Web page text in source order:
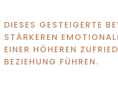
DIESES GESTEIGERTE
STÄRKEREN
EINER HÖHEREN
BEZIEHUNG FÜHREN.